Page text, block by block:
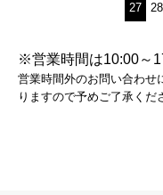
27
28
※営業時間は10:00～
営業時間外のお問い合わせ
りますので予めご了承くだ